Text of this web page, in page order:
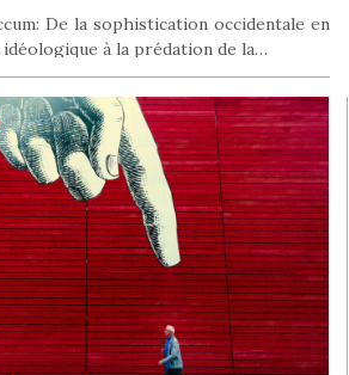
De la sophistication occidentale en
à la prédation de la…